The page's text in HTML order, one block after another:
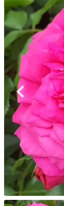
Zum vorigen